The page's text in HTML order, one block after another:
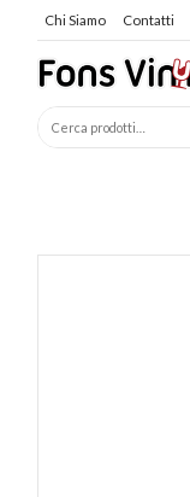
Chi Siamo Contatti